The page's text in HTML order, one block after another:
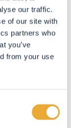
our traffic.
of our site with
partners who
you’ve
from your use
une
?